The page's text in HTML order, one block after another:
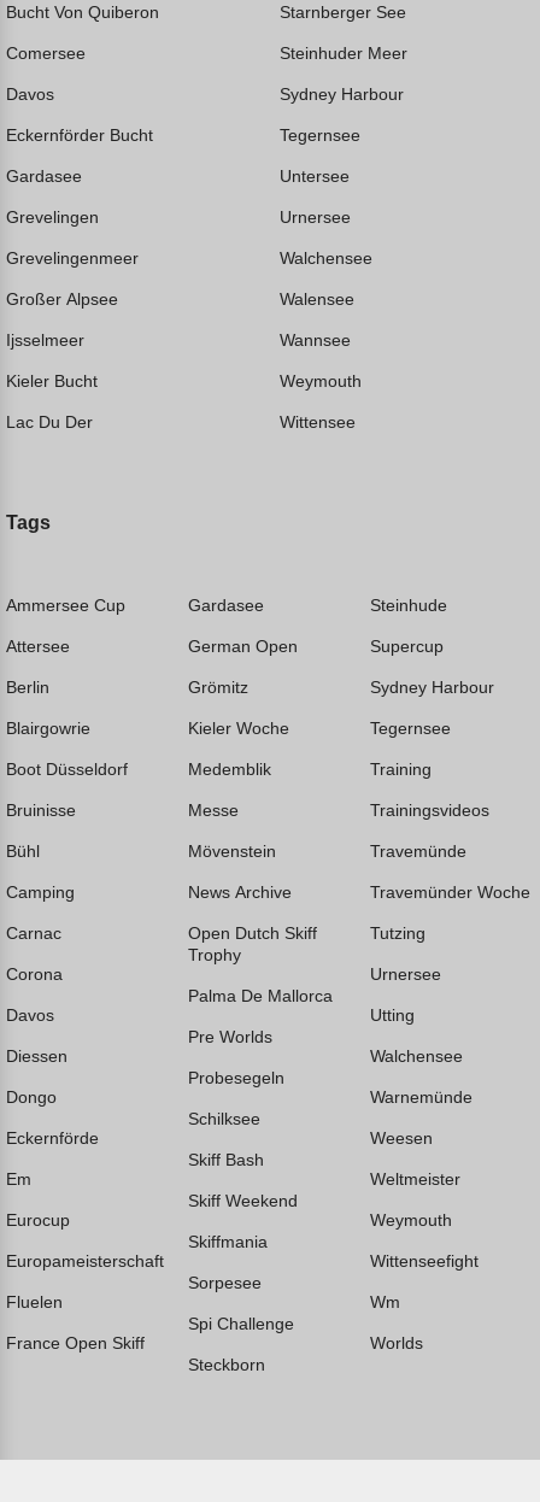
Bucht Von Quiberon
Comersee
Davos
Eckernförder Bucht
Gardasee
Grevelingen
Grevelingenmeer
Großer Alpsee
Ijsselmeer
Kieler Bucht
Lac Du Der
Starnberger See
Steinhuder Meer
Sydney Harbour
Tegernsee
Untersee
Urnersee
Walchensee
Walensee
Wannsee
Weymouth
Wittensee
Tags
Ammersee Cup
Attersee
Berlin
Blairgowrie
Boot Düsseldorf
Bruinisse
Bühl
Camping
Carnac
Corona
Davos
Diessen
Dongo
Eckernförde
Em
Eurocup
Europameisterschaft
Fluelen
France Open Skiff
Gardasee
German Open
Grömitz
Kieler Woche
Medemblik
Messe
Mövenstein
News Archive
Open Dutch Skiff
Trophy
Palma De Mallorca
Pre Worlds
Probesegeln
Schilksee
Skiff Bash
Skiff Weekend
Skiffmania
Sorpesee
Spi Challenge
Steckborn
Steinhude
Supercup
Sydney Harbour
Tegernsee
Training
Trainingsvideos
Travemünde
Travemünder Woche
Tutzing
Urnersee
Utting
Walchensee
Warnemünde
Weesen
Weltmeister
Weymouth
Wittenseefight
Wm
Worlds